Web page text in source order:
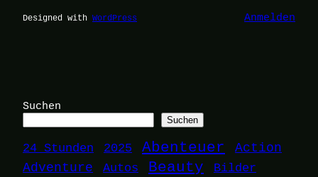
Designed with WordPress Anmelden
Suchen
Suchen
24 Stunden 2025 Abenteuer
Action
Adventure
Autos Beauty
Bilder